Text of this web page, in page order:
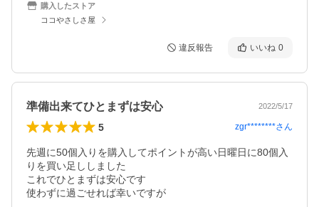
購入したストア
ココやさしさ屋
違反報告 いいね 0
準備出来てひとまずは安心 2022/5/17
5 zgr********さん
先週に50個入りを購入してポイントが高い日曜日に80個入
りを買い足ししました
これでひとまずは安心です
使わずに過ごせれば幸いですが